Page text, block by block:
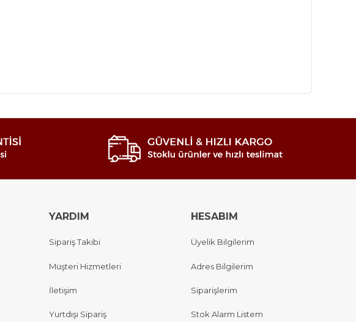
YARDIM
Sipariş Takibi
Müşteri Hizmetleri
İletişim
Yurtdışı Sipariş
HESABIM
Üyelik Bilgilerim
Adres Bilgilerim
Siparişlerim
Stok Alarm Listem